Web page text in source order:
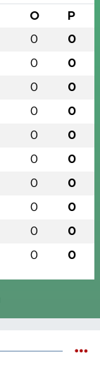
O P
0 0
0 0
0 0
0 0
0 0
0 0
0 0
0 0
0 0
0 0